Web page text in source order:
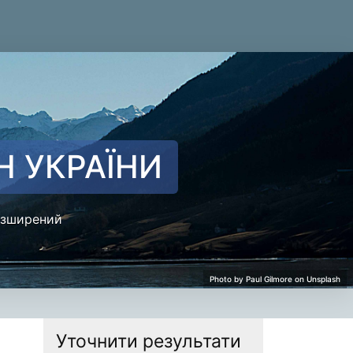
УКРАЇНИ
Уточнити результати